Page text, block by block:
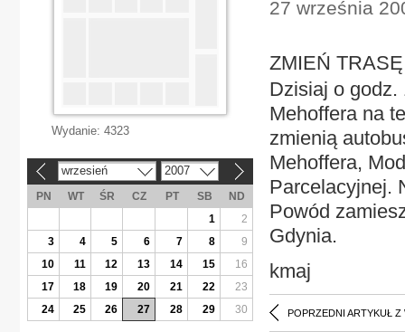
27 września
ZMIEŃ
Dzisiaj o godz.
Mehoffera na
zmienią
Mehoffera,
Parcelacyjnej.
Powód
Gdynia.
kmaj
POPRZEDNI ARTYKUŁ Z
Wydanie: 4323
wrzesień 2007
PN WT ŚR CZ PT SB
ND
1
2
3
4 5 6 7 8
9
10
11 12 13 14 15
16
17
18 19 20 21 22
23
24
25 26 27 28 29 30